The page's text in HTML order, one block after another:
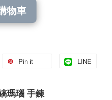
物車
Pin it LINE
瑪瑙 手鍊